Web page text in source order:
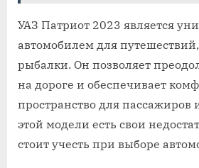
УАЗ Патриот 2023 является
автомобилем для
рыбалки. Он позволяет
на дороге и обеспечивает
пространство для пассажиров
этой модели есть свои
стоит учесть при выборе